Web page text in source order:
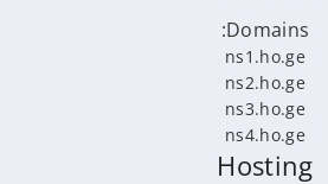
Domains:
ns1.ho.ge
ns2.ho.ge
ns3.ho.ge
ns4.ho.ge
Hosting